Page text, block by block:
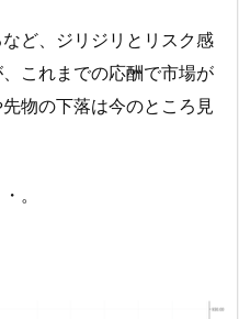
ど、ジリジリとリスク感
これまでの応酬で市場が
物の下落は今のところ見
。